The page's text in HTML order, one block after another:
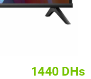
1440 DHs